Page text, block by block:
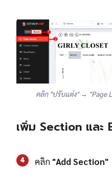
คลิก "ปรับแต่ง" → "Page
เพิ่ม Section และ
4 คลิก "Add Section"